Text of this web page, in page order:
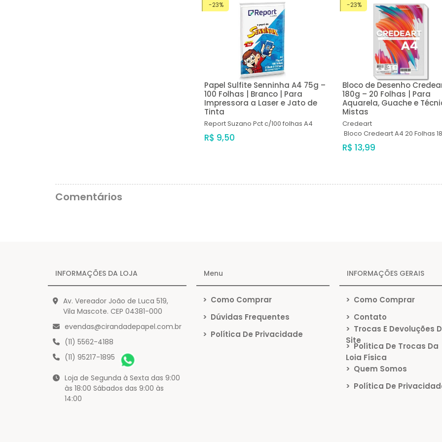
-23%
Papel Sulfite Senninha A4 75g –
100 Folhas | Branco | Para
Impressora a Laser e Jato de
Tinta
Report Suzano Pct c/100 folhas A4
R$ 9,50
-23%
Bloco de Desenho
180g – 20 Folhas | Para
Aquarela, Guache e
Mistas
Credeart
Bloco Credeart A4 20 Folhas
R$ 13,99
Comentários
INFORMAÇÕES DA LOJA
Av. Vereador João de Luca 519,
Vila Mascote. CEP 04381-000
evendas@cirandadepapel.com.br
(11) 5562-4188
(11) 95217-1895
Loja de Segunda à Sexta das 9:00
às 18:00 Sábados das 9:00 às
14:00
Menu
> Como Comprar
> Dúvidas Frequentes
> Política De Privacidade
INFORMAÇÕES GERAIS
> Como Comprar
> Contato
> Trocas E Devoluções
Site
>Política De Trocas Da
Loja Física
> Quem Somos
> Política De